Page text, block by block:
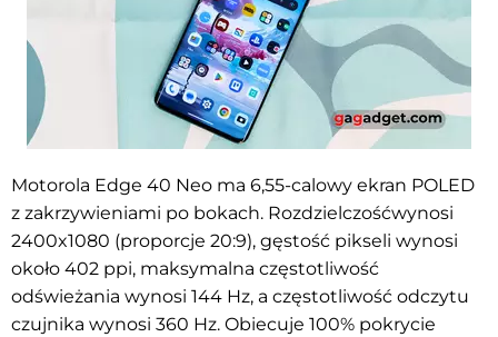
Motorola Edge 40 Neo ma 6,55-calowy ekran POLED
z zakrzywieniami po bokach. Rozdzielczośćwynosi
2400x1080 (proporcje 20:9), gęstość pikseli wynosi
około 402 ppi, maksymalna częstotliwość
odświeżania wynosi 144 Hz, a częstotliwość odczytu
czujnika wynosi 360 Hz. Obiecuje 100% pokrycie